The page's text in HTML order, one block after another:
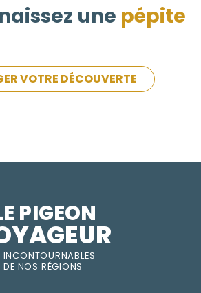
une pépite
VOTRE DÉCOUVERTE
INCONTOURNABLES
DE NOS RÉGIONS
PIGEON